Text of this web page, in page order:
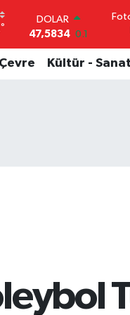
°
DOLAR
47,5834 0.1
EURO
54,9368 0.14
Çevre Kültür - Sanat